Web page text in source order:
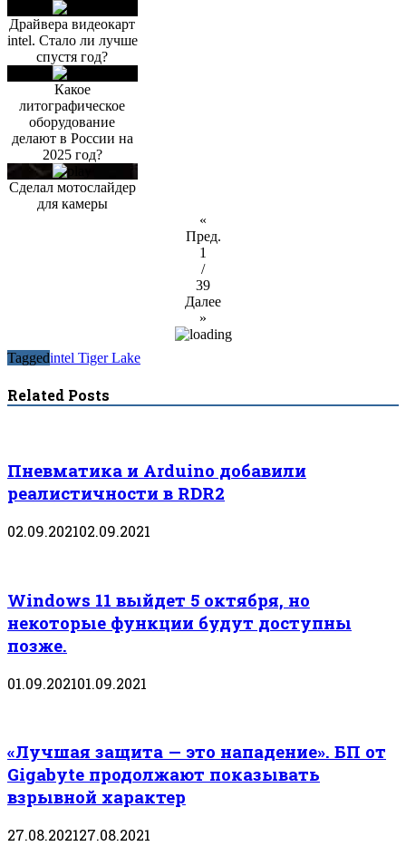
Драйвера видеокарт
intel. Стало ли лучше
спустя год?
Какое
литографическое
оборудование
делают в России на
2025 год?
Сделал мотослайдер
для камеры
«
Пред.
1
/
39
Далее
»
Taggedintel Tiger Lake
Related Posts
Пневматика и Arduino добавили
реалистичности в RDR2
02.09.202102.09.2021
Windows 11 выйдет 5 октября, но
некоторые функции будут доступны
позже.
01.09.202101.09.2021
«Лучшая защита — это нападение». БП от
Gigabyte продолжают показывать
взрывной характер
27.08.202127.08.2021